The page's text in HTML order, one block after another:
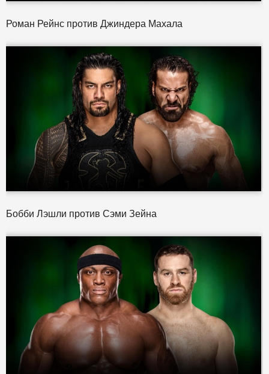
Роман Рейнс против Джиндера Махала
Бобби Лэшли против Сэми Зейна